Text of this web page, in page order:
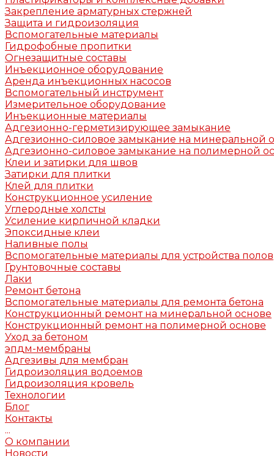
Закрепление арматурных стержней
Защита и гидроизоляция
Вспомогательные материалы
Гидрофобные пропитки
Огнезащитные составы
Инъекционное оборудование
Аренда инъекционных насосов
Вспомогательный инструмент
Измерительное оборудование
Инъекционные материалы
Адгезионно-герметизирующее замыкание
Адгезионно-силовое замыкание на минеральной
Адгезионно-силовое замыкание на полимерной
Клеи и затирки для швов
Затирки для плитки
Клей для плитки
Конструкционное усиление
Углеродные холсты
Усиление кирпичной кладки
Эпоксидные клеи
Наливные полы
Вспомогательные материалы для устройства полов
Грунтовочные составы
Лаки
Ремонт бетона
Вспомогательные материалы для ремонта бетона
Конструкционный ремонт на минеральной основе
Конструкционный ремонт на полимерной основе
Уход за бетоном
эпдм-мембраны
Адгезивы для мембран
Гидроизоляция водоемов
Гидроизоляция кровель
Технологии
Блог
Контакты
...
О компании
Новости